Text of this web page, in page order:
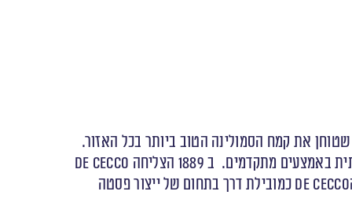
כמי שטוחן את קמח הסמולינה הטוב ביותר בכל האזור.
חלפו שנים ובנו, דון פליפו נדבק בתשוקה של אביו והחליט להמשיך את העיסוק המשפחתי ואף להרחיבו לייצור פסטה מסורתית באמצעים מתקדמים. ב 1889 הצליחה De Cecco
לייצר תהליך קבוע ומבוקר לייבוש פסטה שמדמה את פעולת השמש ומקצר את התהליך ל- 24 שעות! שיטה זו העמידה את הDe Cecco כמובילת דרך בתחום של ייצור פסטה